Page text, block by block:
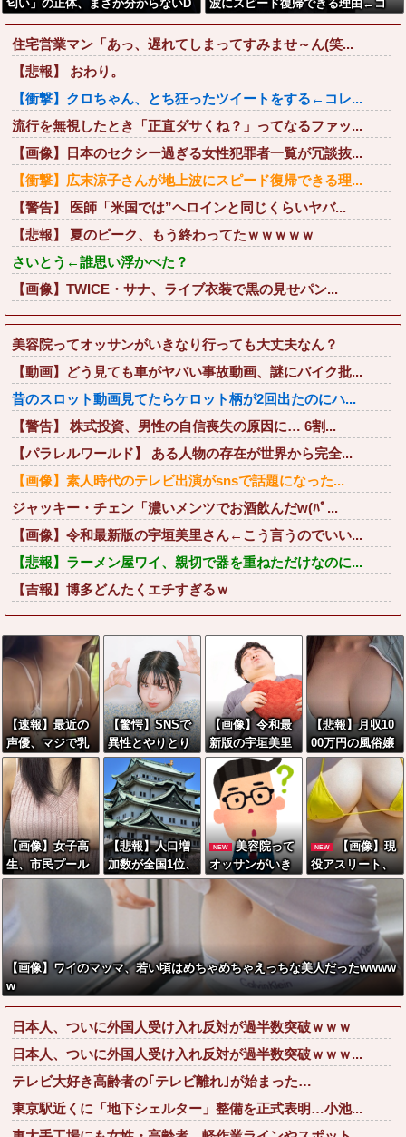
匂い」の正体、まさか分からないD
Tなんておらんよな？よな？w w w
w w w w w w w w
波にスピード復帰できる理由←コ
レ、誰にも分からない模様w w w w
w w w w
住宅営業マン「あっ、遅れてしまってすみませ～ん(笑...
【悲報】 おわり。
【衝撃】クロちゃん、とち狂ったツイートをする←コレ...
流行を無視したとき「正直ダサくね？」ってなるファッ...
【画像】日本のセクシー過ぎる女性犯罪者一覧が冗談抜...
【衝撃】広末涼子さんが地上波にスピード復帰できる理...
【警告】 医師「米国では”ヘロインと同じくらいヤバ...
【悲報】 夏のピーク、もう終わってたｗｗｗｗｗ
さいとう←誰思い浮かべた？
【画像】TWICE・サナ、ライブ衣装で黒の見せパン...
美容院ってオッサンがいきなり行っても大丈夫なん？
【動画】どう見ても車がヤバい事故動画、謎にバイク批...
昔のスロット動画見てたらケロット柄が2回出たのにハ...
【警告】 株式投資、男性の自信喪失の原因に… 6割...
【パラレルワールド】 ある人物の存在が世界から完全...
【画像】素人時代のテレビ出演がsnsで話題になった...
ジャッキー・チェン「濃いメンツでお酒飲んだw(ﾊﾟ...
【画像】令和最新版の宇垣美里さん←こう言うのでいい...
【悲報】ラーメン屋ワイ、親切で器を重ねただけなのに...
【吉報】博多どんたくエチすぎるｗ
【速報】最近の
声優、マジで乳
がデカいwwww
wwwww
【驚愕】SNSで
異性とやりとり
《不倫》にな
る？→既婚男女
の約7割がまさか
の『こう』回答
してしまうw w
w w w w w w
【画像】令和最
新版の宇垣美里
さん←こう言う
のでいいんだよ
が目一杯詰まっ
てると話題にw
w w w w w w w
w
【悲報】月収10
00万円の風俗嬢
の1日あたりのセ
ッ■ス回数がこ
ちら
【画像】女子高
生、市民プール
でエグい乳を放
り出してしまう
www
【悲報】人口増
加数が全国1位、
名古屋市wwww
wwwwwwwww
NEW
美容院って
オッサンがいき
なり行っても大
丈夫なん？
NEW
【画像】現
役アスリート、
紐ビキニ姿でえ
っちな肉体ボロ
【画像】ワイのマッマ、若い頃はめちゃめちゃえっちな美人だったwwww
w
日本人、ついに外国人受け入れ反対が過半数突破ｗｗｗ
日本人、ついに外国人受け入れ反対が過半数突破ｗｗｗ...
テレビ大好き高齢者の｢テレビ離れ｣が始まった…
東京駅近くに「地下シェルター」整備を正式表明…小池...